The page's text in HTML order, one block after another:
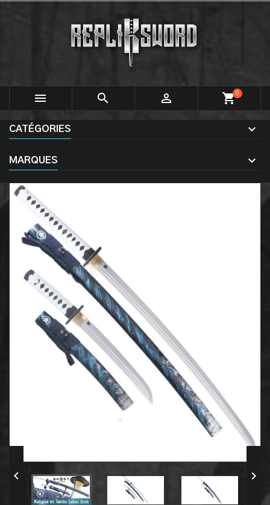
   shopping_cart0
CATÉGORIES
MARQUES
 